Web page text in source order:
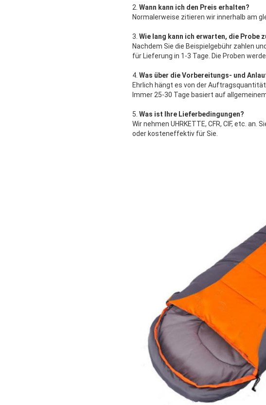
2. Wann kann ich den Preis erhalten?
Normalerweise zitieren wir innerhalb am
3. Wie lang kann ich erwarten, die Probe
Nachdem Sie die Beispielgebühr zahlen
für Lieferung in 1-3 Tage. Die Proben
4. Was über die Vorbereitungs- und
Ehrlich hängt es von der
Immer 25-30 Tage basiert auf
5. Was ist Ihre Lieferbedingungen?
Wir nehmen UHRKETTE, CFR, CIF, etc.
oder kosteneffektiv für Sie.